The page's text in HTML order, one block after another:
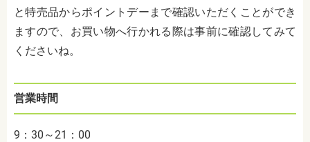
と特売品からポイントデーまで確認いただくことができ
ますので、お買い物へ行かれる際は事前に確認してみて
くださいね。
営業時間
9：30～21：00